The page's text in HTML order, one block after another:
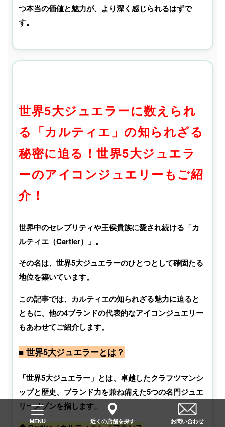
つ本当の価値と魅力が、より深く感じられるはずで
す。
世界5大ジュエラーに数えられ
る「カルティエ」の知られざる
秘密に迫る！世界5大ジュエラ
ーのアイコンジュエリーもご紹
介！
世界中のセレブリティや王侯貴族に愛され続ける「カ
ルティエ（Cartier）」。
その名は、世界5大ジュエラーのひとつとして確固たる
地位を築いています。
この記事では、カルティエの知られざる魅力に迫ると
ともに、他の4ブランドの代表的なアイコンジュエリー
もあわせてご紹介します。
■ 世界5大ジュエラーとは？
「世界5大ジュエラー」とは、卓越したクラフツマンシ
ップと歴史、ブランド力を兼ね備えた5つの名門ジュエ
リーメゾンを指します。
MENU 近くの店舗を探す お問い合わせ